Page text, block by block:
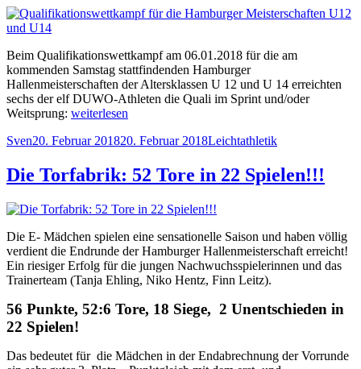
Beim Qualifikationswettkampf am 06.01.2018 für die am
kommenden Samstag stattfindenden Hamburger
Hallenmeisterschaften der Altersklassen U 12 und U 14 erreichten
sechs der elf DUWO-Athleten die Quali im Sprint und/oder
Weitsprung: „Qualifikationswettkampf
die
Meisterschaften
U12
U14“
weiterlesen
Autor
SvenVeröffentlicht
20. Februar 201820. Februar 2018Kategorien
Leichtathletik
Die Torfabrik: 52 Tore in 22 Spielen!!!
Die E- Mädchen spielen eine sensationelle Saison und haben völlig
verdient die Endrunde der Hamburger Hallenmeisterschaft erreicht!
Ein riesiger Erfolg für die jungen Nachwuchsspielerinnen und das
Trainerteam (Tanja Ehling, Niko Hentz, Finn Leitz).
56 Punkte, 52:6 Tore, 18 Siege, 2 Unentschieden in
22 Spielen!
Das bedeutet für die Mädchen in der Endabrechnung der Vorrunde